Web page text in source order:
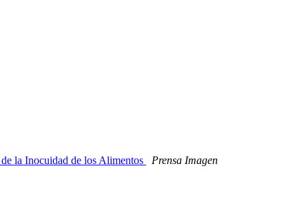
la Inocuidad de los Alimentos
Prensa Imagen